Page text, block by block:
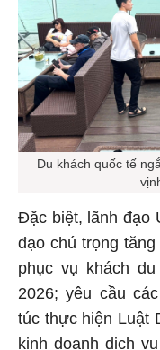
Du khách quốc tế
Đặc biệt, lãnh đạo
đạo chú trọng
phục vụ khách
2026; yêu cầu
túc thực hiện Luật
kinh doanh dịch